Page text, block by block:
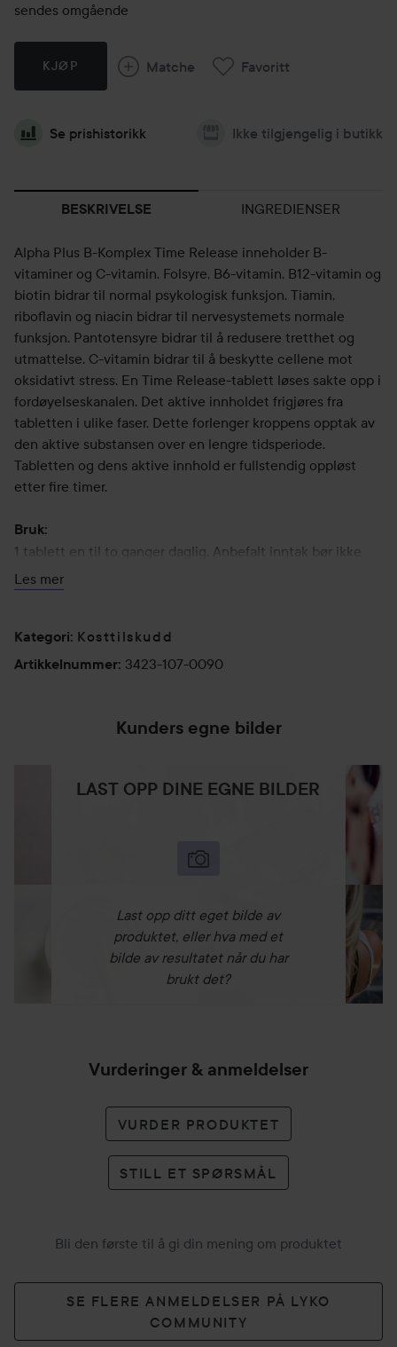
sendes omgående
KJØP Matche Favoritt
Se prishistorikk Ikke tilgjengelig i butikk
BESKRIVELSE INGREDIENSER
Alpha Plus B-Komplex Time Release inneholder B-
vitaminer og C-vitamin. Folsyre, B6-vitamin, B12-vitamin og
biotin bidrar til normal psykologisk funksjon. Tiamin,
riboflavin og niacin bidrar til nervesystemets normale
funksjon. Pantotensyre bidrar til å redusere tretthet og
utmattelse. C-vitamin bidrar til å beskytte cellene mot
oksidativt stress. En Time Release-tablett løses sakte opp i
fordøyelseskanalen. Det aktive innholdet frigjøres fra
tabletten i ulike faser. Dette forlenger kroppens opptak av
den aktive substansen over en lengre tidsperiode.
Tabletten og dens aktive innhold er fullstendig oppløst
etter fire timer.
Bruk:
1 tablett en til to ganger daglig. Anbefalt inntak bør ikke
overskrides. Dette kosttilskuddet bør ikke erstatte et
allsidig og variert kosthold. Det er viktig med et variert og
romtemperatur og utilgjengelig for barn.
Les mer
Kategori: Kosttilskudd
Artikkelnummer: 3423-107-0090
Kunders egne bilder
LAST OPP DINE EGNE BILDER
Last opp ditt eget bilde av
produktet, eller hva med et
bilde av resultatet når du har
brukt det?
Vurderinger & anmeldelser
VURDER PRODUKTET
STILL ET SPØRSMÅL
Bli den første til å gi din mening om produktet
SE FLERE ANMELDELSER PÅ LYKO
COMMUNITY